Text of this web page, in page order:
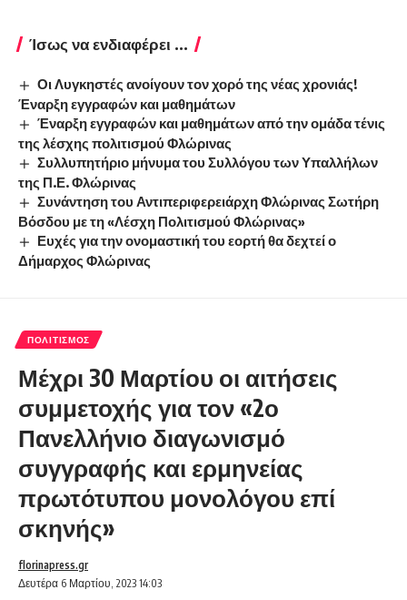
Ίσως να ενδιαφέρει ...
Οι Λυγκηστές ανοίγουν τον χορό της νέας χρονιάς!
Έναρξη εγγραφών και μαθημάτων
Έναρξη εγγραφών και μαθημάτων από την ομάδα τένις
της λέσχης πολιτισμού Φλώρινας
Συλλυπητήριο μήνυμα του Συλλόγου των Υπαλλήλων
της Π.Ε. Φλώρινας
Συνάντηση του Αντιπεριφερειάρχη Φλώρινας Σωτήρη
Βόσδου με τη «Λέσχη Πολιτισμού Φλώρινας»
Ευχές για την ονομαστική του εορτή θα δεχτεί ο
Δήμαρχος Φλώρινας
ΠΟΛΙΤΙΣΜΌΣ
Μέχρι 30 Μαρτίου οι αιτήσεις
συμμετοχής για τον «2ο
Πανελλήνιο διαγωνισμό
συγγραφής και ερμηνείας
πρωτότυπου μονολόγου επί
σκηνής»
Δευτέρα 6 Μαρτίου, 2023 14:03
florinapress.gr